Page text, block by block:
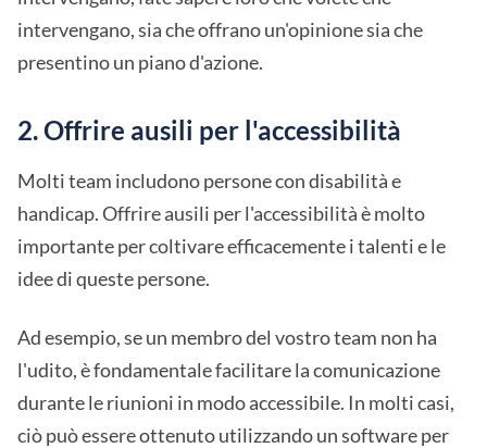
intervengano, sia che offrano un'opinione sia che
presentino un piano d'azione.
2. Offrire ausili per l'accessibilità
Molti team includono persone con disabilità e
handicap. Offrire ausili per l'accessibilità è molto
importante per coltivare efficacemente i talenti e le
idee di queste persone.
Ad esempio, se un membro del vostro team non ha
l'udito, è fondamentale facilitare la comunicazione
durante le riunioni in modo accessibile. In molti casi,
ciò può essere ottenuto utilizzando un software per